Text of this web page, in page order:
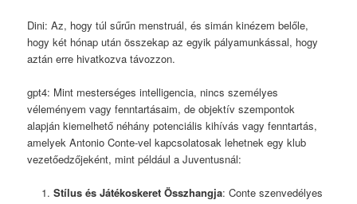
Dini: Az, hogy túl sűrűn menstruál, és simán kinézem belőle,
hogy két hónap után összekap az egyik pályamunkással, hogy
aztán erre hivatkozva távozzon.
gpt4: Mint mesterséges intelligencia, nincs személyes
véleményem vagy fenntartásaim, de objektív szempontok
alapján kiemelhető néhány potenciális kihívás vagy fenntartás,
amelyek Antonio Conte-vel kapcsolatosak lehetnek egy klub
vezetőedzőjeként, mint például a Juventusnál:
Stílus és Játékoskeret Összhangja: Conte szenvedélyes